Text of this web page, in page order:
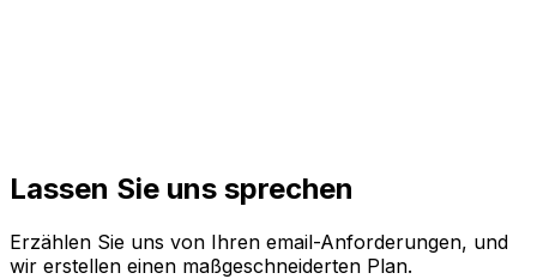
Lassen Sie uns sprechen
Erzählen Sie uns von Ihren email-Anforderungen, und
wir erstellen einen maßgeschneiderten Plan.